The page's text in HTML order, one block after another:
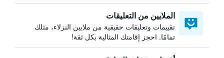
الملايين من التعليقات
تقييمات وتعليقات حقيقية من ملايين النزلاء، مثلك
تمامًا. احجز إقامتك المثالية بكل ثقة!